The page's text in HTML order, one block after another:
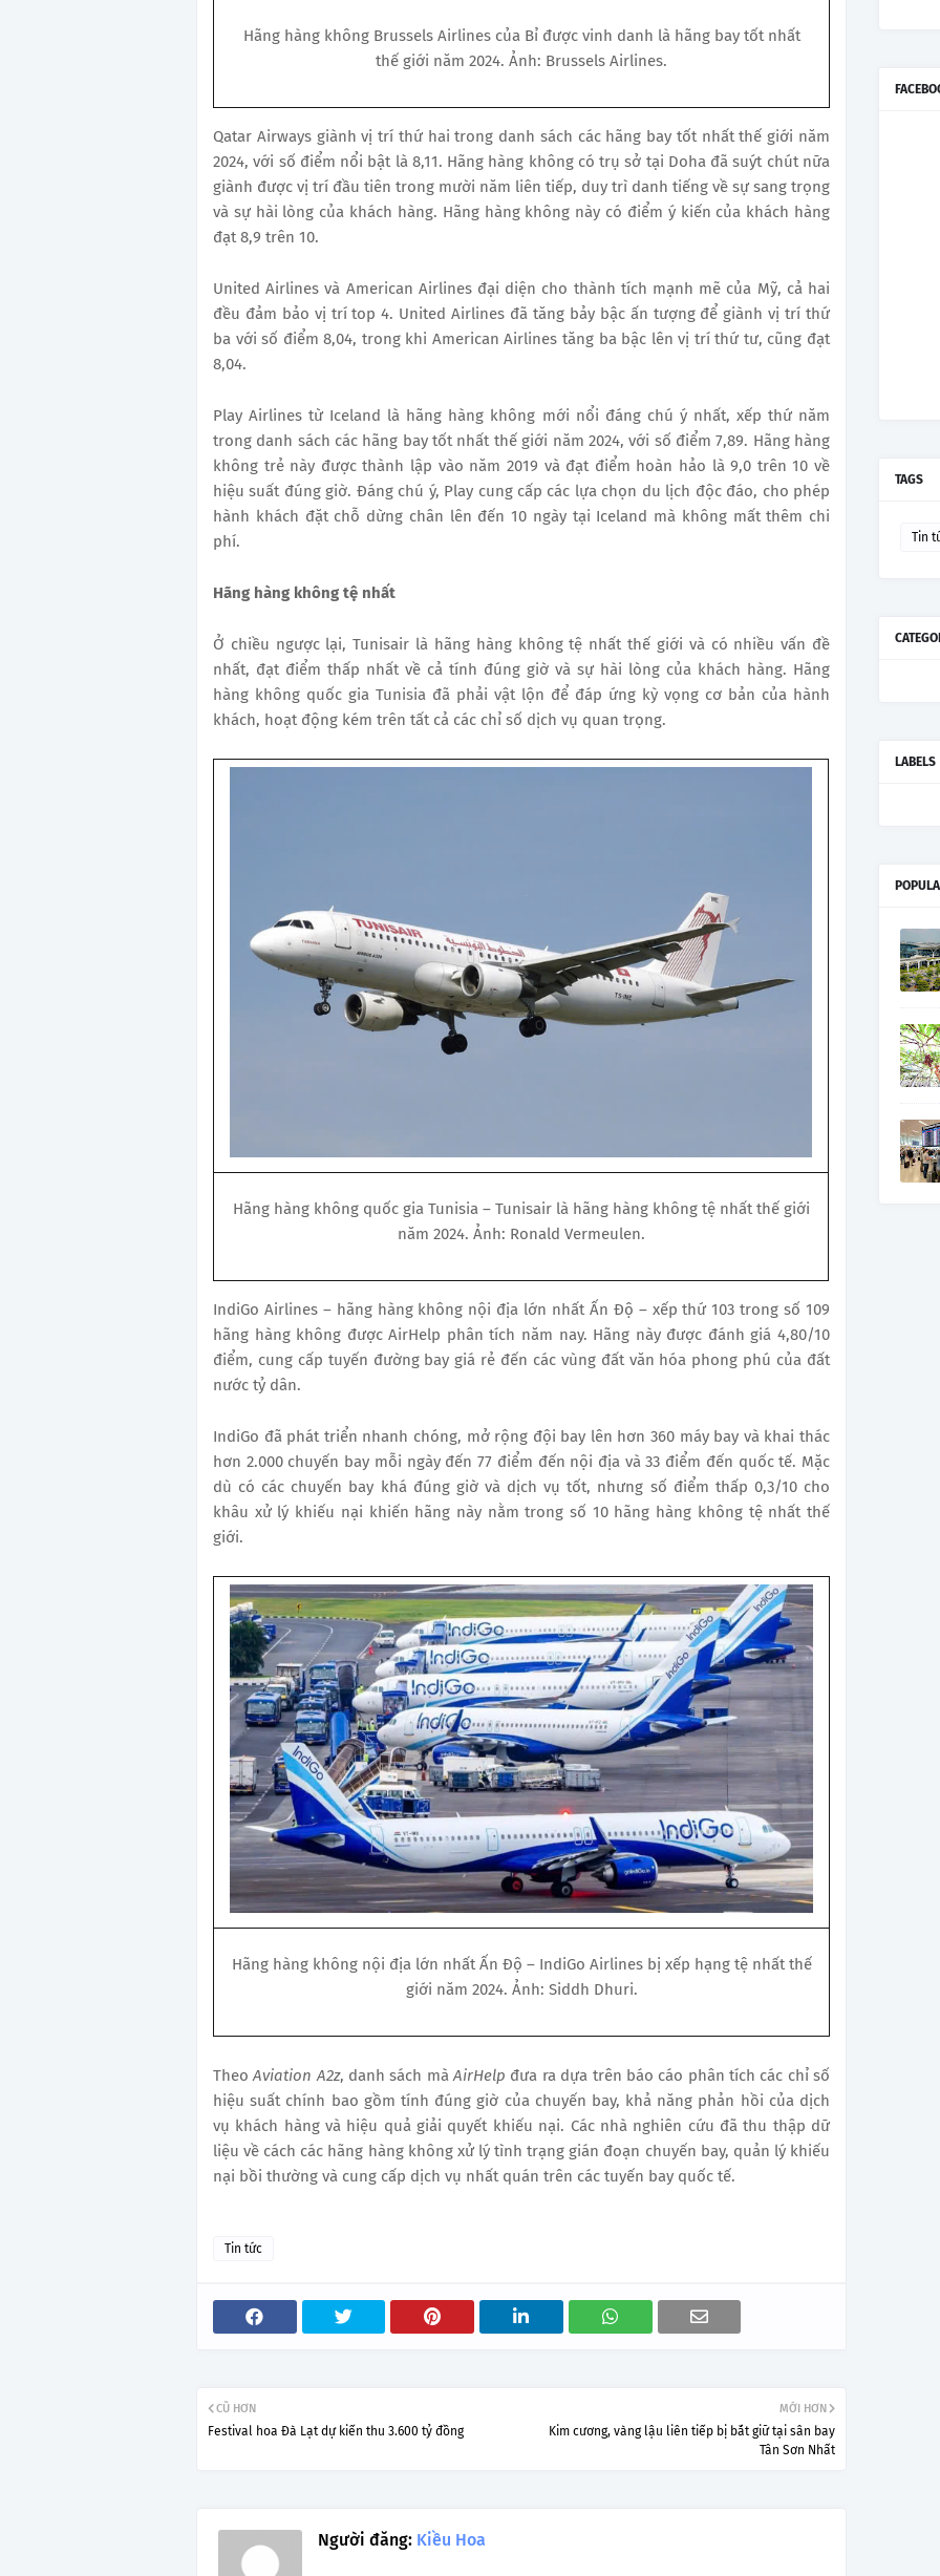
Hãng hàng không Brussels Airlines của Bỉ được vinh danh là hãng bay tốt nhất
thế giới năm 2024. Ảnh: Brussels Airlines.
Qatar Airways giành vị trí thứ hai trong danh sách các hãng bay tốt nhất thế giới năm
2024, với số điểm nổi bật là 8,11. Hãng hàng không có trụ sở tại Doha đã suýt chút nữa
giành được vị trí đầu tiên trong mười năm liên tiếp, duy trì danh tiếng về sự sang trọng
và sự hài lòng của khách hàng. Hãng hàng không này có điểm ý kiến của khách hàng
đạt 8,9 trên 10.
United Airlines và American Airlines đại diện cho thành tích mạnh mẽ của Mỹ, cả hai
đều đảm bảo vị trí top 4. United Airlines đã tăng bảy bậc ấn tượng để giành vị trí thứ
ba với số điểm 8,04, trong khi American Airlines tăng ba bậc lên vị trí thứ tư, cũng đạt
8,04.
Play Airlines từ Iceland là hãng hàng không mới nổi đáng chú ý nhất, xếp thứ năm
trong danh sách các hãng bay tốt nhất thế giới năm 2024, với số điểm 7,89. Hãng hàng
không trẻ này được thành lập vào năm 2019 và đạt điểm hoàn hảo là 9,0 trên 10 về
hiệu suất đúng giờ. Đáng chú ý, Play cung cấp các lựa chọn du lịch độc đáo, cho phép
hành khách đặt chỗ dừng chân lên đến 10 ngày tại Iceland mà không mất thêm chi
phí.
Hãng hàng không tệ nhất
Ở chiều ngược lại, Tunisair là hãng hàng không tệ nhất thế giới và có nhiều vấn đề
nhất, đạt điểm thấp nhất về cả tính đúng giờ và sự hài lòng của khách hàng. Hãng
hàng không quốc gia Tunisia đã phải vật lộn để đáp ứng kỳ vọng cơ bản của hành
khách, hoạt động kém trên tất cả các chỉ số dịch vụ quan trọng.
Hãng hàng không quốc gia Tunisia – Tunisair là hãng hàng không tệ nhất thế giới
năm 2024. Ảnh: Ronald Vermeulen.
IndiGo Airlines – hãng hàng không nội địa lớn nhất Ấn Độ – xếp thứ 103 trong số 109
hãng hàng không được AirHelp phân tích năm nay. Hãng này được đánh giá 4,80/10
điểm, cung cấp tuyến đường bay giá rẻ đến các vùng đất văn hóa phong phú của đất
nước tỷ dân.
IndiGo đã phát triển nhanh chóng, mở rộng đội bay lên hơn 360 máy bay và khai thác
hơn 2.000 chuyến bay mỗi ngày đến 77 điểm đến nội địa và 33 điểm đến quốc tế. Mặc
dù có các chuyến bay khá đúng giờ và dịch vụ tốt, nhưng số điểm thấp 0,3/10 cho
khâu xử lý khiếu nại khiến hãng này nằm trong số 10 hãng hàng không tệ nhất thế
giới.
Hãng hàng không nội địa lớn nhất Ấn Độ – IndiGo Airlines bị xếp hạng tệ nhất thế
giới năm 2024. Ảnh: Siddh Dhuri.
TheoAviation A2z, danh sách màAirHelp đưa ra dựa trên báo cáo phân tích các chỉ số
hiệu suất chính bao gồm tính đúng giờ của chuyến bay, khả năng phản hồi của dịch
vụ khách hàng và hiệu quả giải quyết khiếu nại. Các nhà nghiên cứu đã thu thập dữ
liệu về cách các hãng hàng không xử lý tình trạng gián đoạn chuyến bay, quản lý khiếu
nại bồi thường và cung cấp dịch vụ nhất quán trên các tuyến bay quốc tế.
Tin tức
MỚI HƠN
Kim cương, vàng lậu liên tiếp bị bắt giữ tại sân bay
Tân Sơn Nhất
CŨ HƠN
Festival hoa Đà Lạt dự kiến thu 3.600 tỷ đồng
Người đăng: Kiều Hoa
TAGS
Tin
LABELS